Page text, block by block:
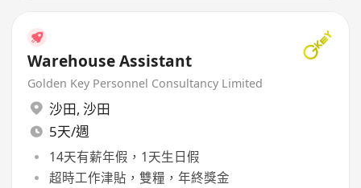
Warehouse Assistant
Golden Key Personnel Consultancy Limited
沙田, 沙田
5天/週
14天有薪年假，1天生日假
超時工作津貼，雙糧，年終獎金